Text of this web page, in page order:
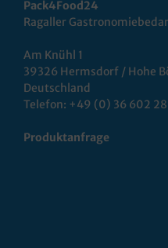
Pack4Food24
Ragaller
Am Knühl 1
39326 Hermsdorf / Hohe
Deutschland
Telefon: +49 (0) 36 602
Produktanfrage